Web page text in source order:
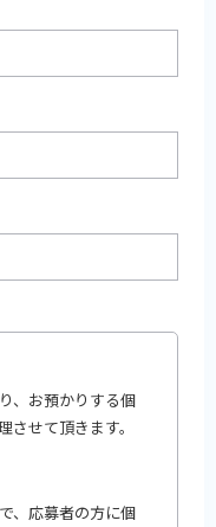
、お預かりする個
せて頂きます。
、応募者の方に個